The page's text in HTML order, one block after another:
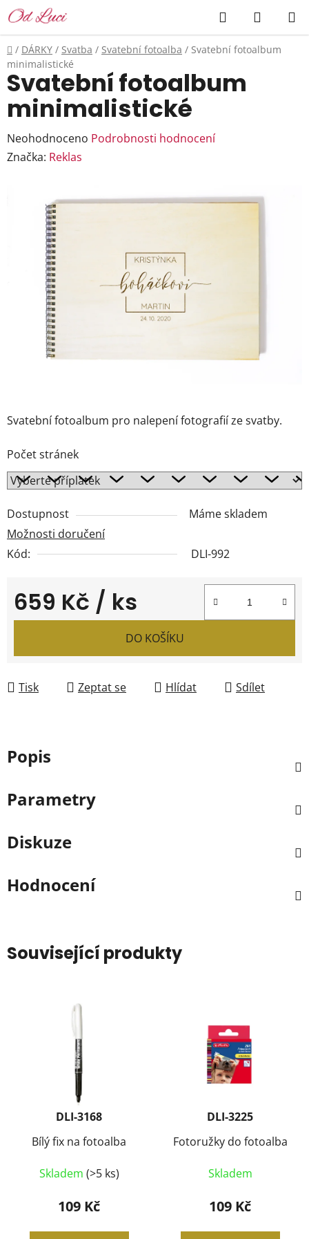
Přejít
na
obsah
Hledat
KOŠÍK
Domů
/ DÁRKY / Svatba / Svatební fotoalba / Svatební fotoalbum
minimalistické
Svatební fotoalbum pro nalepení fotografií ze svatby.
Počet stránek
Dostupnost
Máme skladem
Možnosti doručení
Kód:
DLI-992
659 Kč / ks
Měrná cena:
DO KOŠÍKU
Tisk Zeptat se Hlídat Sdílet
Svatební fotoalbum
minimalistické
Průměrné
hodnocení
hvězdiček.
Neohodnoceno Podrobnosti hodnocení
Značka: Reklas
Popis
Parametry
Diskuze
Hodnocení
Související produkty
DLI-3168
Bílý fix na fotoalba
Skladem (>5 ks)
109 Kč
DLI-3225
Fotoružky do fotoalba
Skladem
109 Kč